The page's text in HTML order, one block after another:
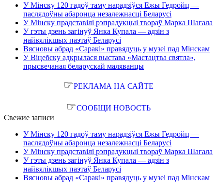
У Мінску 120 гадоў таму нарадзіўся Ежы Гедройц —
паслядоўны абаронца незалежнасці Беларусі
У Мінску прадставілі рэпрадукцыі твораў Марка Шагала
У гэты дзень загінуў Янка Купала — адзін з
найвялікшых паэтаў Беларусі
Вясновы абрад «Саракі» правядуць у музеі пад Мінскам
У Віцебску адкрылася выстава «Мастацтва святла»,
прысвечаная беларускай маляванцы
☞РЕКЛАМА НА САЙТЕ
☞СООБЩИ НОВОСТЬ
Свежие записи
У Мінску 120 гадоў таму нарадзіўся Ежы Гедройц —
паслядоўны абаронца незалежнасці Беларусі
У Мінску прадставілі рэпрадукцыі твораў Марка Шагала
У гэты дзень загінуў Янка Купала — адзін з
найвялікшых паэтаў Беларусі
Вясновы абрад «Саракі» правядуць у музеі пад Мінскам